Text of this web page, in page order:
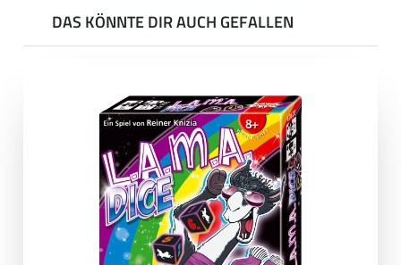
DAS KÖNNTE DIR AUCH GEFALLEN